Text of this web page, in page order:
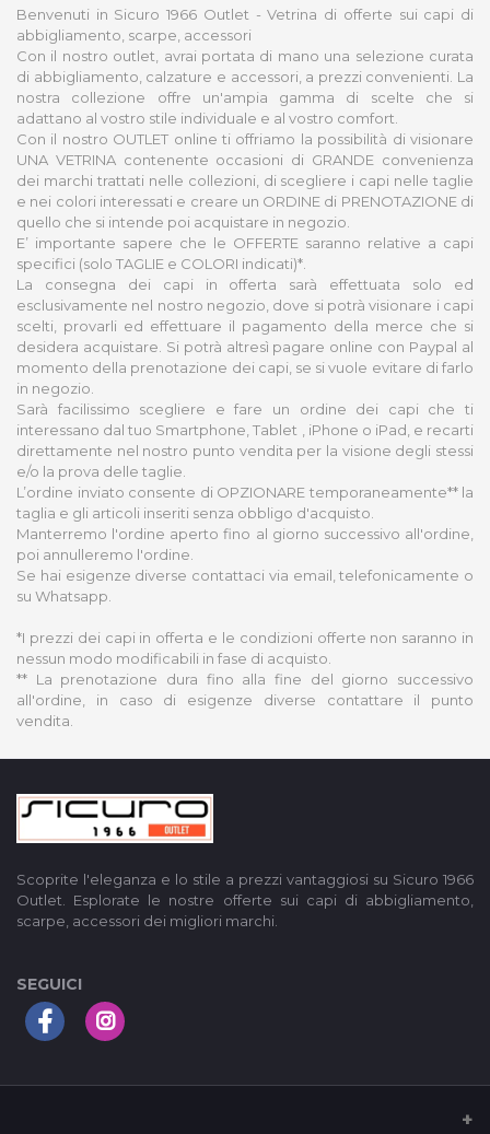
Benvenuti in Sicuro 1966 Outlet - Vetrina di offerte sui capi di
abbigliamento, scarpe, accessori
Con il nostro outlet, avrai portata di mano una selezione curata
di abbigliamento, calzature e accessori, a prezzi convenienti. La
nostra collezione offre un'ampia gamma di scelte che si
adattano al vostro stile individuale e al vostro comfort.
Con il nostro OUTLET online ti offriamo la possibilità di visionare
UNA VETRINA contenente occasioni di GRANDE convenienza
dei marchi trattati nelle collezioni, di scegliere i capi nelle taglie
e nei colori interessati e creare un ORDINE di PRENOTAZIONE di
quello che si intende poi acquistare in negozio.
E’ importante sapere che le OFFERTE saranno relative a capi
specifici (solo TAGLIE e COLORI indicati)*.
La consegna dei capi in offerta sarà effettuata solo ed
esclusivamente nel nostro negozio, dove si potrà visionare i capi
scelti, provarli ed effettuare il pagamento della merce che si
desidera acquistare. Si potrà altresì pagare online con Paypal al
momento della prenotazione dei capi, se si vuole evitare di farlo
in negozio.
Sarà facilissimo scegliere e fare un ordine dei capi che ti
interessano dal tuo Smartphone, Tablet , iPhone o iPad, e recarti
direttamente nel nostro punto vendita per la visione degli stessi
e/o la prova delle taglie.
L’ordine inviato consente di OPZIONARE temporaneamente** la
taglia e gli articoli inseriti senza obbligo d'acquisto.
Manterremo l'ordine aperto fino al giorno successivo all'ordine,
poi annulleremo l'ordine.
Se hai esigenze diverse contattaci via email, telefonicamente o
su Whatsapp.
*I prezzi dei capi in offerta e le condizioni offerte non saranno in
nessun modo modificabili in fase di acquisto.
** La prenotazione dura fino alla fine del giorno successivo
all'ordine, in caso di esigenze diverse contattare il punto
vendita.
Scoprite l'eleganza e lo stile a prezzi vantaggiosi su Sicuro 1966
Outlet. Esplorate le nostre offerte sui capi di abbigliamento,
scarpe, accessori dei migliori marchi.
SEGUICI